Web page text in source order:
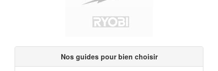
Nos guides pour bien choisir